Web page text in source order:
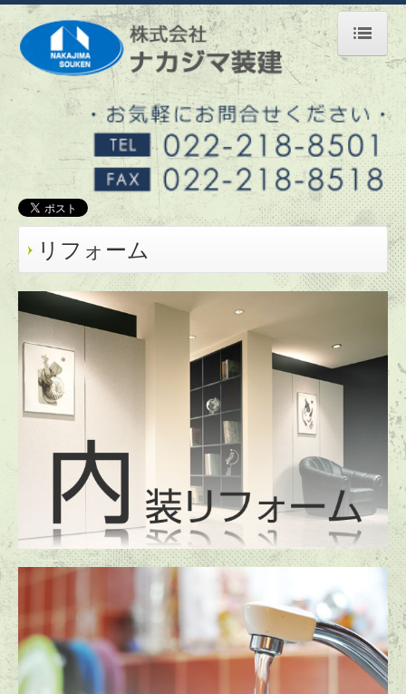
ホーム
リフォーム
内装リフォーム
小さいリフォーム
水周りリフォーム
施工事例ご紹介
失敗しない業者選び
会社案内
畳事業部
お問合せ
リフォーム